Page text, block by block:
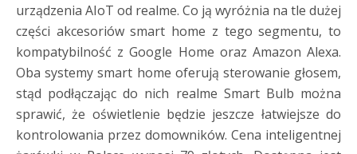
urządzenia AIoT od realme. Co ją wyróżnia na tle dużej
części akcesoriów smart home z tego segmentu, to
kompatybilność z Google Home oraz Amazon Alexa.
Oba systemy smart home oferują sterowanie głosem,
stąd podłączając do nich realme Smart Bulb można
sprawić, że oświetlenie będzie jeszcze łatwiejsze do
kontrolowania przez domowników. Cena inteligentnej